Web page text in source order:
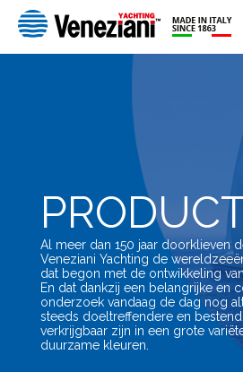
Al meer dan 150 jaar doorklieven
Veneziani Yachting de
dat begon met de ontwikkeling
En dat dankzij een belangrijke en
onderzoek vandaag de dag nog
steeds doeltreffendere en
verkrijgbaar zijn in een grote
duurzame kleuren.